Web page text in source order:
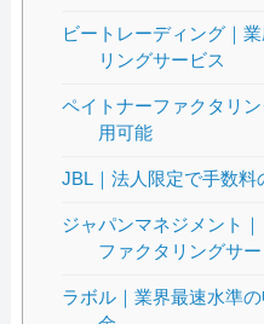
ビートレーディング｜
リングサービス
ペイトナーファクタリ
用可能
JBL｜法人限定で手数料
ジャパンマネジメント
ファクタリングサ
ラボル｜業界最速水準